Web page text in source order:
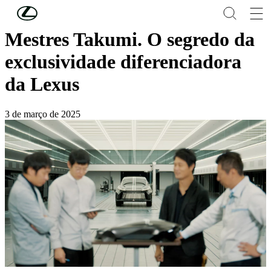
Skip to Main Content
Mestres Takumi. O segredo da
exclusividade diferenciadora
da Lexus
3 de março de 2025